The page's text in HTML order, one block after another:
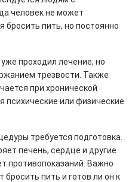
человек не может
бросить пить, но постоянно
проходил лечение, но
трезвости. Также
при хронической
психические или физические
требуется подготовка.
печень, сердце и другие
противопоказаний. Важно
бросить пить и готов ли он к